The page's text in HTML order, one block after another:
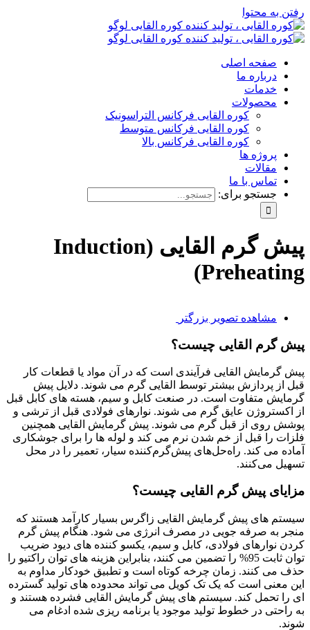
رفتن به محتوا
صفحه اصلی
درباره ما
خدمات
محصولات
کوره القایی فرکانس التراسونیک
کوره القایی فرکانس متوسط
کوره القایی فرکانس بالا
پروژه ها
مقالات
تماس با ما
جستجو برای:
پیش گرم القایی (Induction
Preheating)
مشاهده تصویر بزرگتر
پیش گرم القایی چیست؟
پیش گرمایش القایی فرآیندی است که در آن مواد یا قطعات کار
قبل از پردازش بیشتر توسط القایی گرم می شوند. دلایل پیش
گرمایش متفاوت است. در صنعت کابل و سیم، هسته های کابل قبل
از اکستروژن عایق گرم می شوند. نوارهای فولادی قبل از ترشی و
پوشش روی از قبل گرم می شوند. پیش گرمایش القایی همچنین
فلزات را قبل از خم شدن نرم می کند و لوله ها را برای جوشکاری
آماده می کند. راه‌حل‌های پیش‌گرم‌کننده سیار، تعمیر را در محل
تسهیل می‌کنند.
مزایای پیش گرم القایی چیست؟
سیستم های پیش گرمایش القایی زاگرس بسیار کارآمد هستند که
منجر به صرفه جویی در مصرف انرژی می شود. هنگام پیش گرم
کردن نوارهای فولادی، کابل و سیم، یکسو کننده های دیود ضریب
توان ثابت 95% را تضمین می کنند، بنابراین هزینه های توان راکتیو را
حذف می کنند. زمان چرخه کوتاه است و تطبیق خودکار مداوم به
این معنی است که یک تک کویل می تواند محدوده های تولید گسترده
ای را تحمل کند. سیستم های پیش گرمایش القایی فشرده هستند و
به راحتی در خطوط تولید موجود یا برنامه ریزی شده ادغام می
شوند.